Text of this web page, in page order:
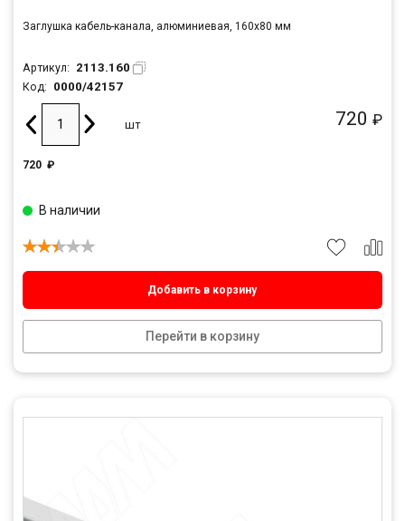
Заглушка кабель-канала, алюминиевая, 160х80 мм
Артикул: 2113.160
Код: 0000/42157
720 ₽
шт
720 ₽
Добавить в корзину
Перейти в корзину
В наличии